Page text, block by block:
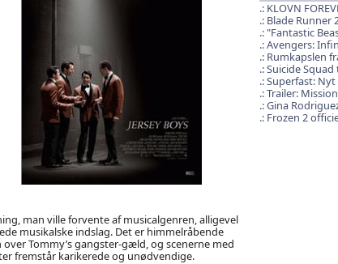
man ville forvente af musicalgenren, alligevel
musikalske indslag. Det er himmelråbende
Tommy’s gangster-gæld, og scenerne med
fremstår karikerede og unødvendige.
KLOVN
Blade Runner
"Fantastic
Avengers:
Rumkapslen
Suicide Squad
Superfast: Nyt
Trailer:
Gina
Frozen 2